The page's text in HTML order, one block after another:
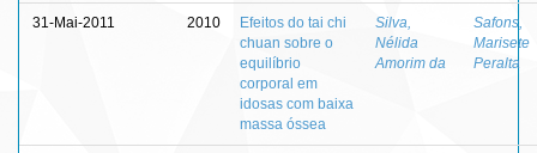
31-Mai-2011 2010
Efeitos do tai chi
chuan sobre o
equilíbrio
corporal em
idosas com baixa
massa óssea
Silva,
Nélida
Amorim da
Safons,
Marisete
Peralta